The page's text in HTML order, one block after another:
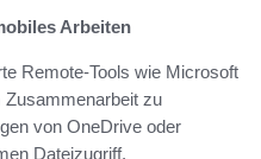
Arbeiten
Remote-Tools wie Microsoft
Zusammenarbeit zu
von OneDrive oder
Dateizugriff.